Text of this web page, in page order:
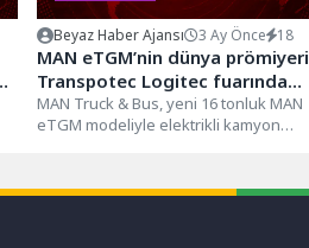
Beyaz Haber Ajansı 3 Ay Önce 18
MAN eTGM’nin dünya prömiyeri
Transpotec Logitec fuarında
gerçekleşti
MAN Truck & Bus, yeni 16 tonluk MAN
eTGM modeliyle elektrikli kamyon